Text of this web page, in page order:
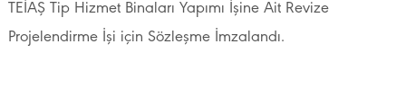
TEİAŞ Tip Hizmet Binaları Yapımı İşine Ait Revize
Projelendirme İşi için Sözleşme İmzalandı.